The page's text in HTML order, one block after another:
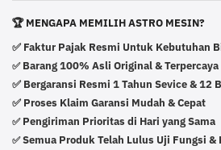
🏆 MENGAPA MEMILIH ASTRO MESIN?
✅ Faktur Pajak Resmi Untuk Kebutuhan
✅ Barang 100% Asli Original & Terpercaya
✅ Bergaransi Resmi 1 Tahun Sevice & 12
✅ Proses Klaim Garansi Mudah & Cepat
✅ Pengiriman Prioritas di Hari yang Sama
✅Semua Produk Telah Lulus Uji Fungsi &